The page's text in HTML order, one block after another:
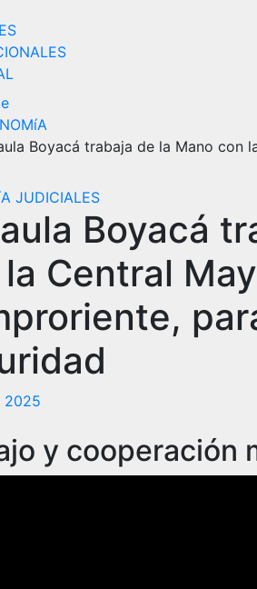
Boyacá trabaja de la Mano con
JUDICIALES
Boyacá
Central
2025
y cooperación